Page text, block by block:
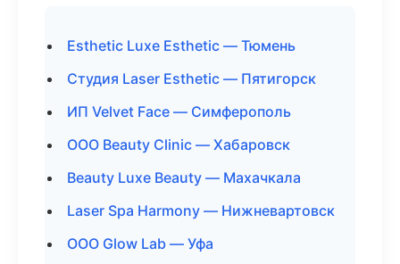
Esthetic Luxe Esthetic — Тюмень
Студия Laser Esthetic — Пятигорск
ИП Velvet Face — Симферополь
ООО Beauty Clinic — Хабаровск
Beauty Luxe Beauty — Махачкала
Laser Spa Harmony — Нижневартовск
ООО Glow Lab — Уфа